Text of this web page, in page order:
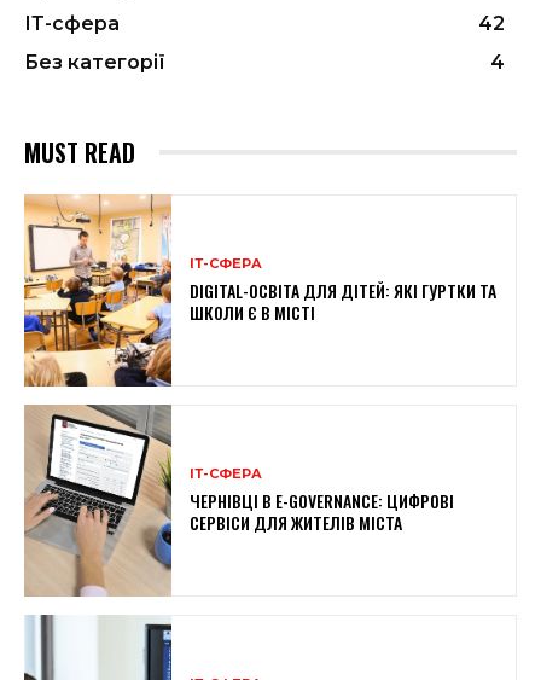
ІТ-сфера
42
Без категорії
4
MUST READ
ІТ-СФЕРА
DIGITAL-ОСВІТА ДЛЯ ДІТЕЙ: ЯКІ ГУРТКИ ТА
ШКОЛИ Є В МІСТІ
ІТ-СФЕРА
ЧЕРНІВЦІ В E-GOVERNANCE: ЦИФРОВІ
СЕРВІСИ ДЛЯ ЖИТЕЛІВ МІСТА